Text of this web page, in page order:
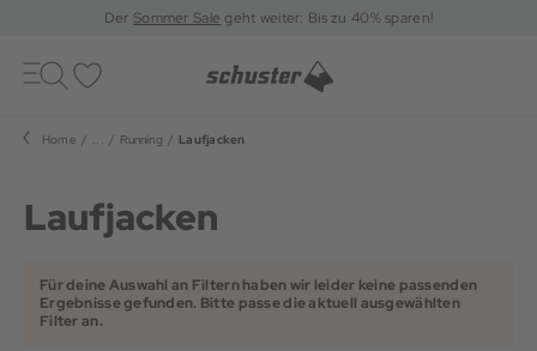
DerSommer Sale geht weiter: Bis zu 40% sparen!
Toggle
navigation
Home ... Running Laufjacken
Laufjacken
Für deine Auswahl an Filtern haben wir leider keine passenden
Ergebnisse gefunden. Bitte passe die aktuell ausgewählten
Filter an.